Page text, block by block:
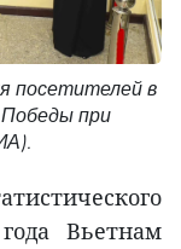
посетителей в
при
Вьетнам